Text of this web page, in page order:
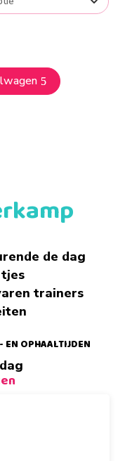
de dag
trainers
EN OPHAALTIJDEN